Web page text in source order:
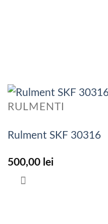
RULMENTI
Rulment SKF 30316
500,00 lei